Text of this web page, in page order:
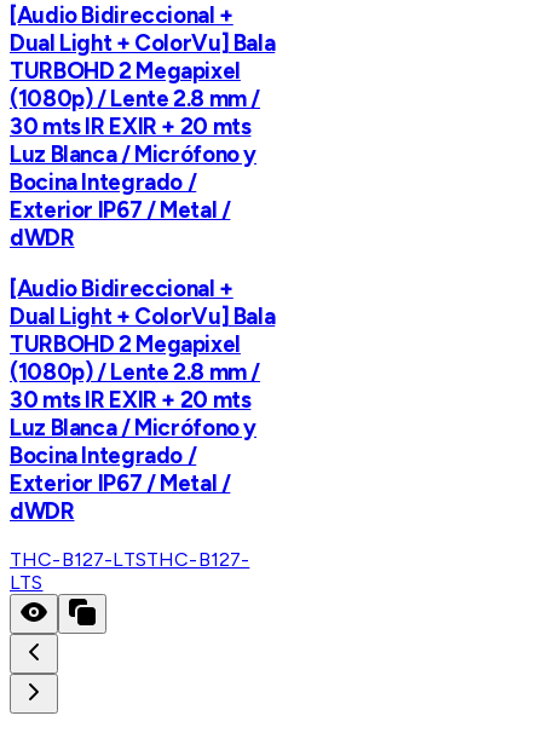
[Audio Bidireccional +
Dual Light + ColorVu] Bala
TURBOHD 2 Megapixel
(1080p) / Lente 2.8 mm /
30 mts IR EXIR + 20 mts
Luz Blanca / Micrófono y
Bocina Integrado /
Exterior IP67 / Metal /
dWDR
[Audio Bidireccional +
Dual Light + ColorVu] Bala
TURBOHD 2 Megapixel
(1080p) / Lente 2.8 mm /
30 mts IR EXIR + 20 mts
Luz Blanca / Micrófono y
Bocina Integrado /
Exterior IP67 / Metal /
dWDR
THC-B127-LTSTHC-B127-
LTS